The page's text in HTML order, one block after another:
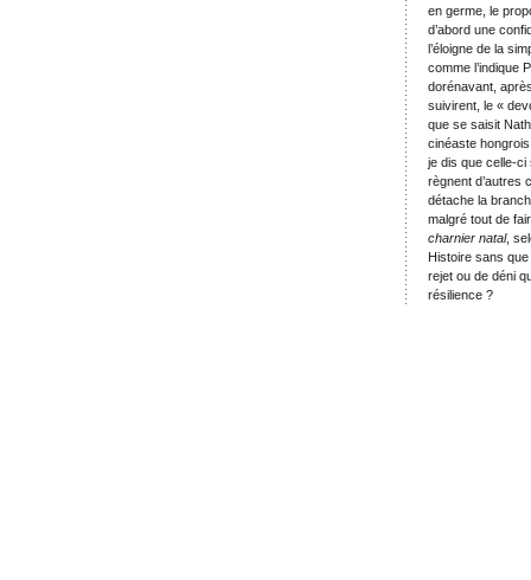
en germe, le
d’abord une
l’éloigne de la
comme l’indique
dorénavant,
suivirent, le «
que se saisit
cinéaste
je dis que celle-ci
règnent d’autres
détache la
malgré tout de
charnier natal,
Histoire sans
rejet ou de déni
résilience ?